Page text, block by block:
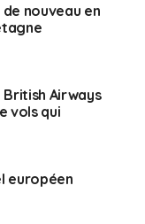
nouveau en
Airways
vols qui
européen